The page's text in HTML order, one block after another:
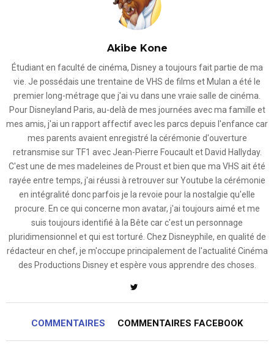
Akibe Kone
Étudiant en faculté de cinéma, Disney a toujours fait partie de ma
vie. Je possédais une trentaine de VHS de films et Mulan a été le
premier long-métrage que j'ai vu dans une vraie salle de cinéma.
Pour Disneyland Paris, au-delà de mes journées avec ma famille et
mes amis, j'ai un rapport affectif avec les parcs depuis l'enfance car
mes parents avaient enregistré la cérémonie d'ouverture
retransmise sur TF1 avec Jean-Pierre Foucault et David Hallyday.
C'est une de mes madeleines de Proust et bien que ma VHS ait été
rayée entre temps, j'ai réussi à retrouver sur Youtube la cérémonie
en intégralité donc parfois je la revoie pour la nostalgie qu'elle
procure. En ce qui concerne mon avatar, j'ai toujours aimé et me
suis toujours identifié à la Bête car c'est un personnage
pluridimensionnel et qui est torturé. Chez Disneyphile, en qualité de
rédacteur en chef, je m'occupe principalement de l'actualité Cinéma
des Productions Disney et espère vous apprendre des choses.
COMMENTAIRES COMMENTAIRES FACEBOOK